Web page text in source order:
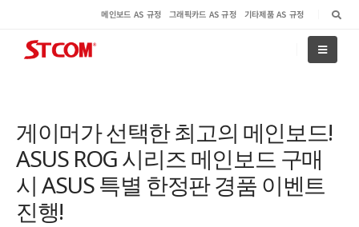
메인보드 AS 규정 그래픽카드 AS 규정 기타제품 AS 규정
게이머가 선택한 최고의 메인보드!
ASUS ROG 시리즈 메인보드 구매
시 ASUS 특별 한정판 경품 이벤트
진행!